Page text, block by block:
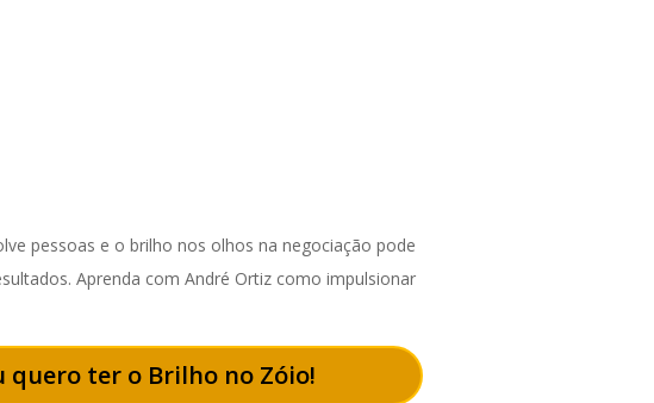
pessoas e o brilho nos olhos na negociação pode
Aprenda com André Ortiz como impulsionar
quero ter o Brilho no Zóio!